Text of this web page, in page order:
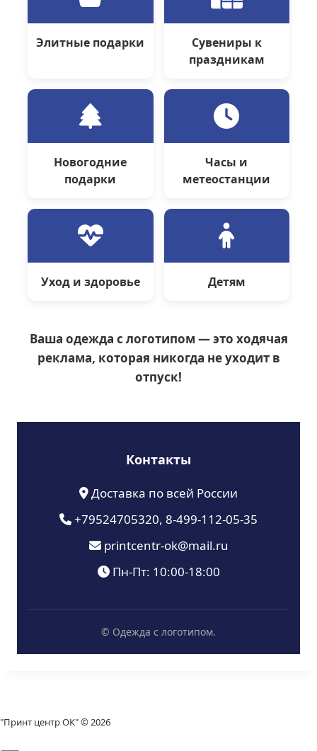
Элитные подарки
Сувениры к
праздникам
Новогодние
подарки
Часы и
метеостанции
Уход и здоровье Детям
Ваша одежда с логотипом — это ходячая
реклама, которая никогда не уходит в
отпуск!
Контакты
Доставка по всей России
+79524705320, 8-499-112-05-35
printcentr-ok@mail.ru
Пн-Пт: 10:00-18:00
© Одежда с логотипом.
"Принт центр ОК" © 2026